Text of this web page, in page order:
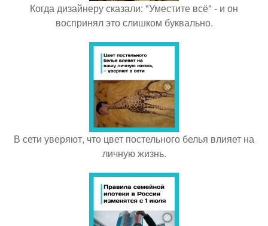
Когда дизайнеру сказали: "Уместите всё" - и он
воспринял это слишком буквально.
В сети уверяют, что цвет постельного белья влияет на
личную жизнь.